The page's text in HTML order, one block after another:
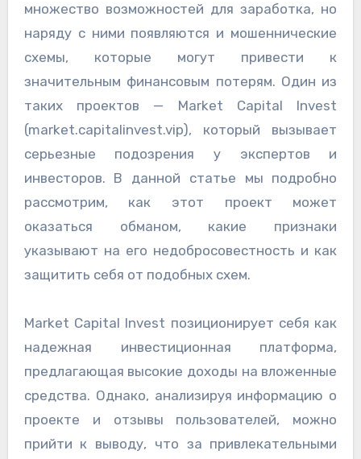
множество возможностей для заработка, но
наряду с ними появляются и мошеннические
схемы, которые могут привести к
значительным финансовым потерям. Один из
таких проектов — Market Capital Invest
(market.capitalinvest.vip), который вызывает
серьезные подозрения у экспертов и
инвесторов. В данной статье мы подробно
рассмотрим, как этот проект может
оказаться обманом, какие признаки
указывают на его недобросовестность и как
защитить себя от подобных схем.
Market Capital Invest позиционирует себя как
надежная инвестиционная платформа,
предлагающая высокие доходы на вложенные
средства. Однако, анализируя информацию о
проекте и отзывы пользователей, можно
прийти к выводу, что за привлекательными